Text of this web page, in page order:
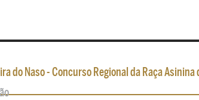
do Naso - Concurso Regional da Raça